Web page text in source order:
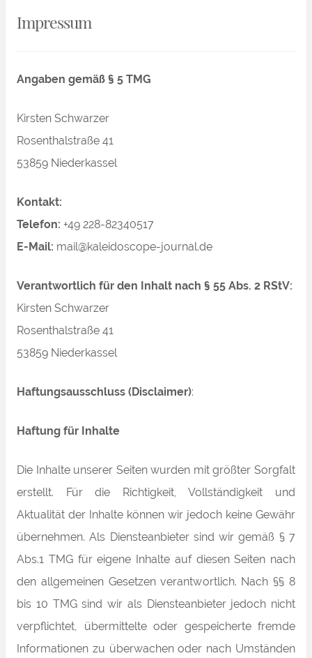
Impressum
Angaben gemäß § 5 TMG
Kirsten Schwarzer
Rosenthalstraße 41
53859 Niederkassel
Kontakt:
Telefon: +49 228-82340517
E-Mail: mail@kaleidoscope-journal.de
Verantwortlich für den Inhalt nach § 55 Abs. 2 RStV:
Kirsten Schwarzer
Rosenthalstraße 41
53859 Niederkassel
Haftungsausschluss (Disclaimer):
Haftung für Inhalte
Die Inhalte unserer Seiten wurden mit größter Sorgfalt
erstellt. Für die Richtigkeit, Vollständigkeit und
Aktualität der Inhalte können wir jedoch keine Gewähr
übernehmen. Als Diensteanbieter sind wir gemäß § 7
Abs.1 TMG für eigene Inhalte auf diesen Seiten nach
den allgemeinen Gesetzen verantwortlich. Nach §§ 8
bis 10 TMG sind wir als Diensteanbieter jedoch nicht
verpflichtet, übermittelte oder gespeicherte fremde
Informationen zu überwachen oder nach Umständen